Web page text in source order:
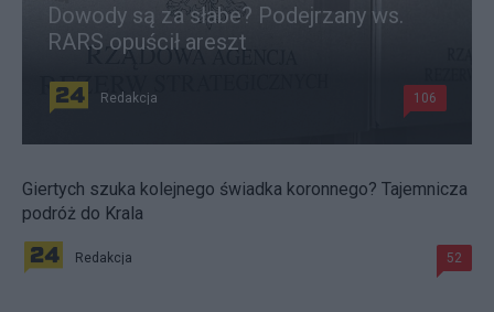
Dowody są za słabe? Podejrzany ws.
RARS opuścił areszt
Redakcja 106
Giertych szuka kolejnego świadka koronnego? Tajemnicza
podróż do Krala
Redakcja 52